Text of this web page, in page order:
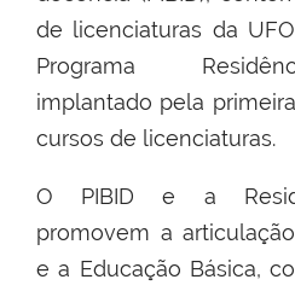
de licenciaturas da
Programa
implantado pela
cursos de licenciaturas.
O PIBID e a
promovem a
e a Educação Básica,